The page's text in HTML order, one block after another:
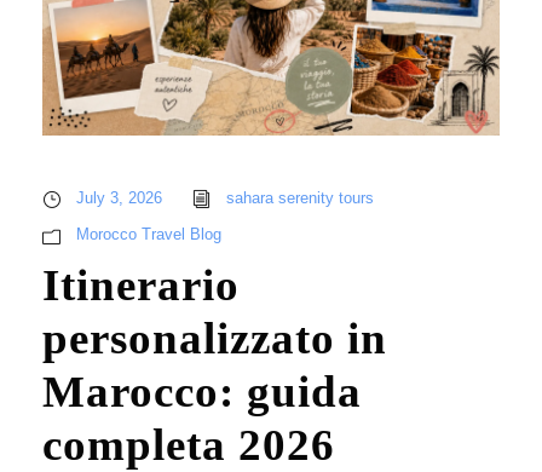
July 3, 2026
sahara serenity tours
Morocco Travel Blog
Itinerario
personalizzato in
Marocco: guida
completa 2026